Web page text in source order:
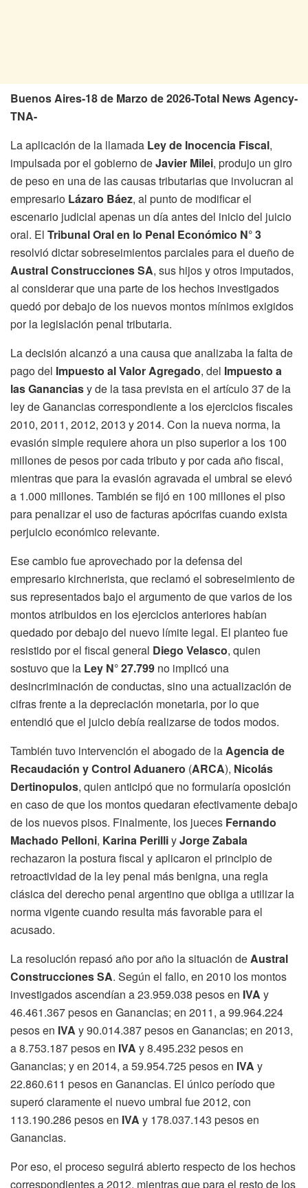
Buenos Aires-18 de Marzo de 2026-Total News Agency-
TNA-
La aplicación de la llamada Ley de Inocencia Fiscal,
impulsada por el gobierno deJavier Milei, produjo un giro
de peso en una de las causas tributarias que involucran al
empresario Lázaro Báez, al punto de modificar el
escenario judicial apenas un día antes del inicio del juicio
oral. El Tribunal Oral en lo Penal Económico N° 3
resolvió dictar sobreseimientos parciales para el dueño de
Austral Construcciones SA, sus hijos y otros imputados,
al considerar que una parte de los hechos investigados
quedó por debajo de los nuevos montos mínimos exigidos
por la legislación penal tributaria.
La decisión alcanzó a una causa que analizaba la falta de
pago del Impuesto al Valor Agregado, del Impuesto a
las Gananciasy de la tasa prevista en el artículo 37 de la
ley de Ganancias correspondiente a los ejercicios fiscales
2010, 2011, 2012, 2013 y 2014. Con la nueva norma, la
evasión simple requiere ahora un piso superior a los 100
millones de pesos por cada tributo y por cada año fiscal,
mientras que para la evasión agravada el umbral se elevó
a 1.000 millones. También se fijó en 100 millones el piso
para penalizar el uso de facturas apócrifas cuando exista
perjuicio económico relevante.
Ese cambio fue aprovechado por la defensa del
empresario kirchnerista, que reclamó el sobreseimiento de
sus representados bajo el argumento de que varios de los
montos atribuidos en los ejercicios anteriores habían
quedado por debajo del nuevo límite legal. El planteo fue
resistido por el fiscal general Diego Velasco, quien
sostuvo que la Ley N° 27.799 no implicó una
desincriminación de conductas, sino una actualización de
cifras frente a la depreciación monetaria, por lo que
entendió que el juicio debía realizarse de todos modos.
También tuvo intervención el abogado de laAgencia de
Recaudación y Control Aduanero (ARCA), Nicolás
Dertinopulos, quien anticipó que no formularía oposición
en caso de que los montos quedaran efectivamente debajo
de los nuevos pisos. Finalmente, los jueces Fernando
Machado Pelloni, Karina PerilliyJorge Zabala
rechazaron la postura fiscal y aplicaron el principio de
retroactividad de la ley penal más benigna, una regla
clásica del derecho penal argentino que obliga a utilizar la
norma vigente cuando resulta más favorable para el
acusado.
La resolución repasó año por año la situación deAustral
Construcciones SA. Según el fallo, en 2010 los montos
investigados ascendían a 23.959.038 pesos en IVA y
46.461.367 pesos en Ganancias; en 2011, a 99.964.224
pesos en IVA y 90.014.387 pesos en Ganancias; en 2013,
a 8.753.187 pesos en IVA y 8.495.232 pesos en
Ganancias; y en 2014, a 59.954.725 pesos en IVA y
22.860.611 pesos en Ganancias. El único período que
superó claramente el nuevo umbral fue 2012, con
113.190.286 pesos en IVA y 178.037.143 pesos en
Ganancias.
Por eso, el proceso seguirá abierto respecto de los hechos
correspondientes a 2012, mientras que para el resto de los